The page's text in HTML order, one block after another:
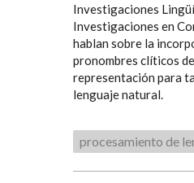
Investigaciones
Investigaciones en
hablan sobre la
pronombres clíticos
representación para
lenguaje natural.
procesamiento de